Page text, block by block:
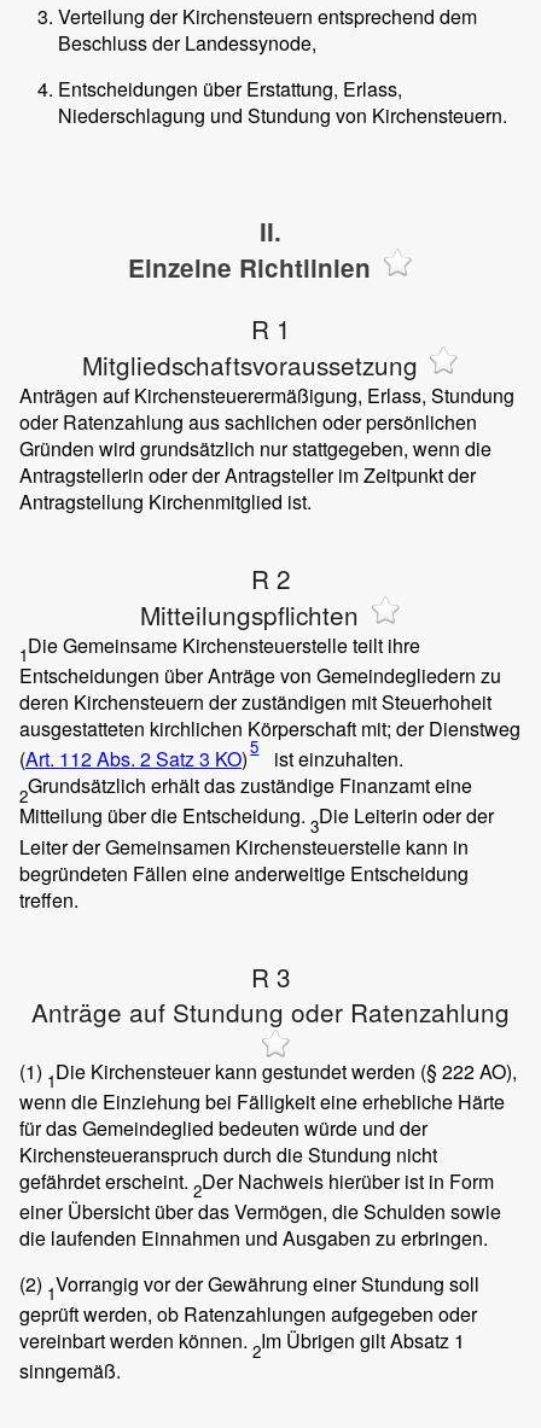
Verteilung der Kirchensteuern entsprechend dem
Beschluss der Landessynode,
Entscheidungen über Erstattung, Erlass,
Niederschlagung und Stundung von Kirchensteuern.
II.
Einzelne Richtlinien
R 1
Mitgliedschaftsvoraussetzung
Anträgen auf Kirchensteuerermäßigung, Erlass, Stundung
oder Ratenzahlung aus sachlichen oder persönlichen
Gründen wird grundsätzlich nur stattgegeben, wenn die
Antragstellerin oder der Antragsteller im Zeitpunkt der
Antragstellung Kirchenmitglied ist.
R 2
Mitteilungspflichten
1Die Gemeinsame Kirchensteuerstelle teilt ihre
Entscheidungen über Anträge von Gemeindegliedern zu
deren Kirchensteuern der zuständigen mit Steuerhoheit
ausgestatteten kirchlichen Körperschaft mit; der Dienstweg
(Art. 112 Abs. 2 Satz 3 KO)5 ist einzuhalten.
2Grundsätzlich erhält das zuständige Finanzamt eine
Mitteilung über die Entscheidung. 3Die Leiterin oder der
Leiter der Gemeinsamen Kirchensteuerstelle kann in
begründeten Fällen eine anderweitige Entscheidung
treffen.
R 3
Anträge auf Stundung oder Ratenzahlung
(1) 1Die Kirchensteuer kann gestundet werden (§ 222 AO),
wenn die Einziehung bei Fälligkeit eine erhebliche Härte
für das Gemeindeglied bedeuten würde und der
Kirchensteueranspruch durch die Stundung nicht
gefährdet erscheint. 2Der Nachweis hierüber ist in Form
einer Übersicht über das Vermögen, die Schulden sowie
die laufenden Einnahmen und Ausgaben zu erbringen.
(2) 1Vorrangig vor der Gewährung einer Stundung soll
geprüft werden, ob Ratenzahlungen aufgegeben oder
vereinbart werden können. 2Im Übrigen gilt Absatz 1
sinngemäß.